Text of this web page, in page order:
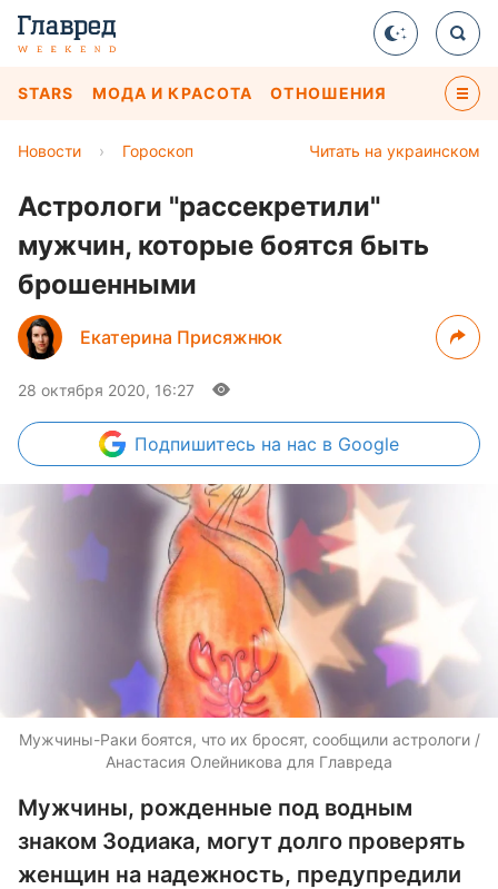
STARS МОДА И КРАСОТА ОТНОШЕНИЯ
Читать на украинском
Новости › Гороскоп
Астрологи "рассекретили"
мужчин, которые боятся быть
брошенными
Екатерина Присяжнюк
28 октября 2020, 16:27
Подпишитесь на нас в Google
Мужчины-Раки боятся, что их бросят, сообщили астрологи /
Анастасия Олейникова для Главреда
Мужчины, рожденные под водным
знаком Зодиака, могут долго проверять
женщин на надежность, предупредили